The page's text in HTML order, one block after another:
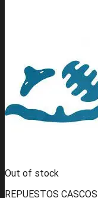
Out of stock
REPUESTOS CASCOS